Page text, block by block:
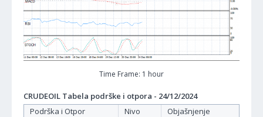
Time Frame: 1 hour
CRUDEOIL Tabela podrške i otpora - 24/12/2024
Podrška i Otpor
Nivo
Objašnjenje